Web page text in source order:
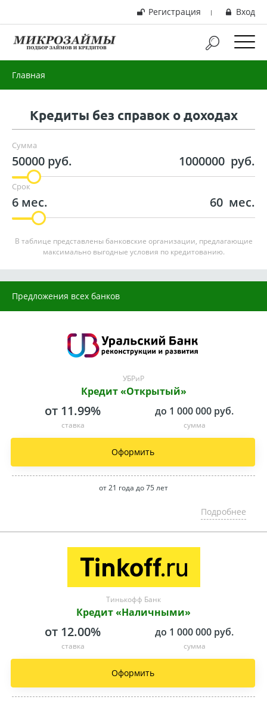
Вход
|
Регистрация
Главная
Кредиты без справок о доходах
Сумма
50000 руб. руб.
1000000
Срок
6 мес. мес.
60
В таблице представлены банковские организации, предлагающие
максимально выгодные условия по кредитованию.
Предложения всех банков
УБРиР
Кредит «Открытый»
от 11.99%
ставка
до 1 000 000 руб.
сумма
Оформить
от 21 года до 75 лет
Подробнее
Тинькофф Банк
Кредит «Наличными»
от 12.00%
ставка
до 1 000 000 руб.
сумма
Оформить